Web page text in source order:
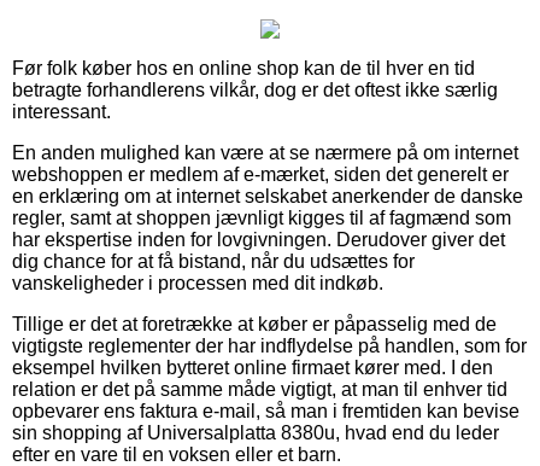
Før folk køber hos en online shop kan de til hver en tid
betragte forhandlerens vilkår, dog er det oftest ikke særlig
interessant.
En anden mulighed kan være at se nærmere på om internet
webshoppen er medlem af e-mærket, siden det generelt er
en erklæring om at internet selskabet anerkender de danske
regler, samt at shoppen jævnligt kigges til af fagmænd som
har ekspertise inden for lovgivningen. Derudover giver det
dig chance for at få bistand, når du udsættes for
vanskeligheder i processen med dit indkøb.
Tillige er det at foretrække at køber er påpasselig med de
vigtigste reglementer der har indflydelse på handlen, som for
eksempel hvilken bytteret online firmaet kører med. I den
relation er det på samme måde vigtigt, at man til enhver tid
opbevarer ens faktura e-mail, så man i fremtiden kan bevise
sin shopping af Universalplatta 8380u, hvad end du leder
efter en vare til en voksen eller et barn.